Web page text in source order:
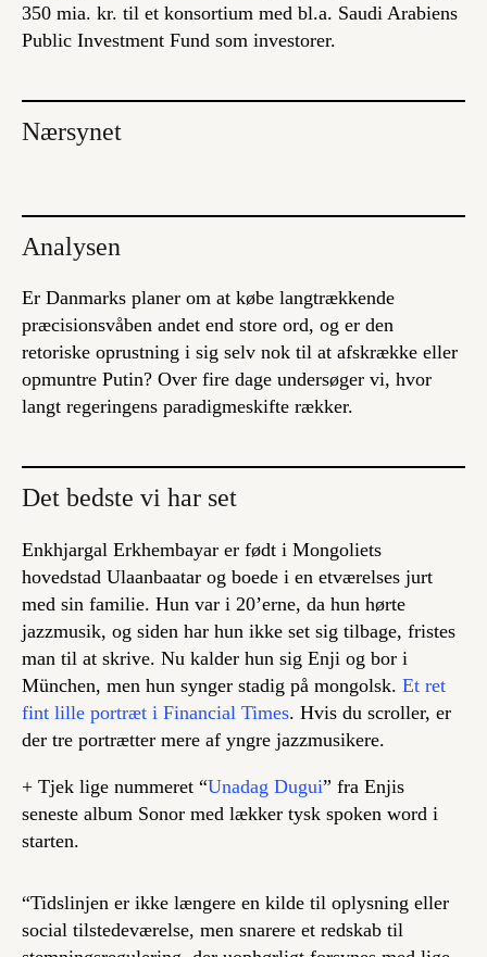
350 mia. kr. til et konsortium med bl.a. Saudi Arabiens
Public Investment Fund som investorer.
Nærsynet
Analysen
Er Danmarks planer om at købe langtrækkende
præcisionsvåben andet end store ord, og er den
retoriske oprustning i sig selv nok til at afskrække eller
opmuntre Putin? Over fire dage undersøger vi, hvor
langt regeringens paradigmeskifte rækker.
Det bedste vi har set
Enkhjargal Erkhembayar er født i Mongoliets
hovedstad Ulaanbaatar og boede i en etværelses jurt
med sin familie. Hun var i 20’erne, da hun hørte
jazzmusik, og siden har hun ikke set sig tilbage, fristes
man til at skrive. Nu kalder hun sig Enji og bor i
München, men hun synger stadig på mongolsk. Et ret
fint lille portræt i Financial Times. Hvis du scroller, er
der tre portrætter mere af yngre jazzmusikere.
+ Tjek lige nummeret “Unadag Dugui” fra Enjis
seneste album Sonor med lækker tysk spoken word i
starten.
“Tidslinjen er ikke længere en kilde til oplysning eller
social tilstedeværelse, men snarere et redskab til